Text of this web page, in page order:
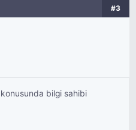
#3
bilgi sahibi